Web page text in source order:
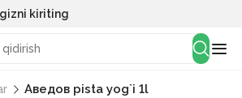
kiriting
Аведов pista yog`i 1l